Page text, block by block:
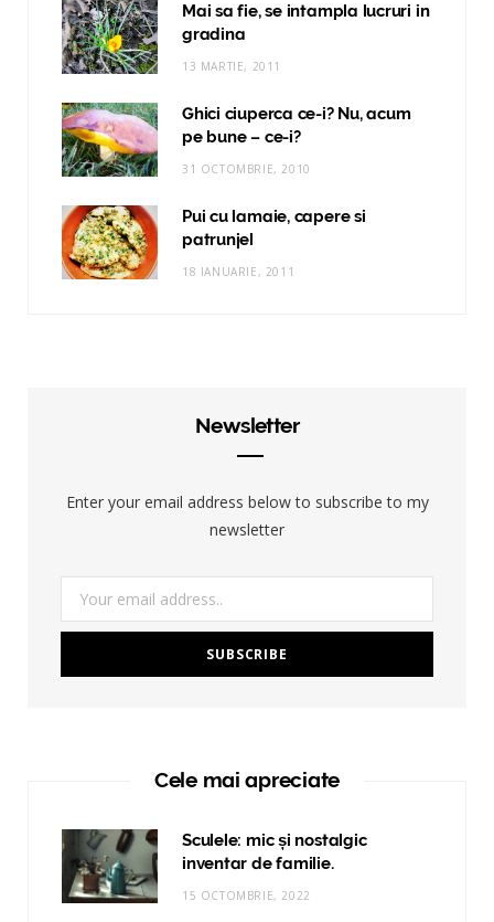
Mai sa fie, se intampla lucruri in
gradina
13 MARTIE, 2011
Ghici ciuperca ce-i? Nu, acum
pe bune – ce-i?
31 OCTOMBRIE, 2010
Pui cu lamaie, capere si
patrunjel
18 IANUARIE, 2011
Newsletter
Enter your email address below to subscribe to my
newsletter
Cele mai apreciate
Sculele: mic și nostalgic
inventar de familie.
15 OCTOMBRIE, 2022